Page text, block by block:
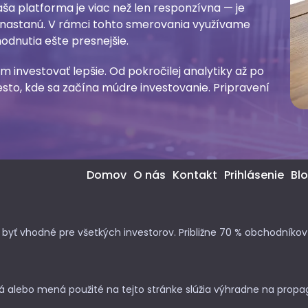
platforma je viac než len responzívna — je
V rámci tohto smerovania využívame
ešte presnejšie.
investovať lepšie. Od pokročilej analytiky až po
kde sa začína múdre investovanie. Pripravení
Domov O nás Kontakt Prihlásenie
vhodné pre všetkých investorov. Približne 70 %
alebo mená použité na tejto stránke slúžia výhradne na